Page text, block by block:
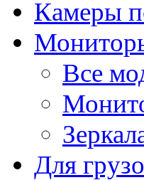
Камеры
Все
Для